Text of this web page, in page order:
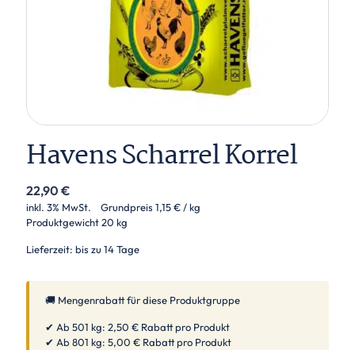
Havens Scharrel Korrel
22,90 €
inkl. 3% MwSt. Grundpreis 1,15€/ kg
Produktgewicht20 kg
Lieferzeit: bis zu 14 Tage
🚚 Mengenrabatt für diese Produktgruppe
✔ Ab 501 kg: 2,50 € Rabatt pro Produkt
✔ Ab 801 kg: 5,00 € Rabatt pro Produkt